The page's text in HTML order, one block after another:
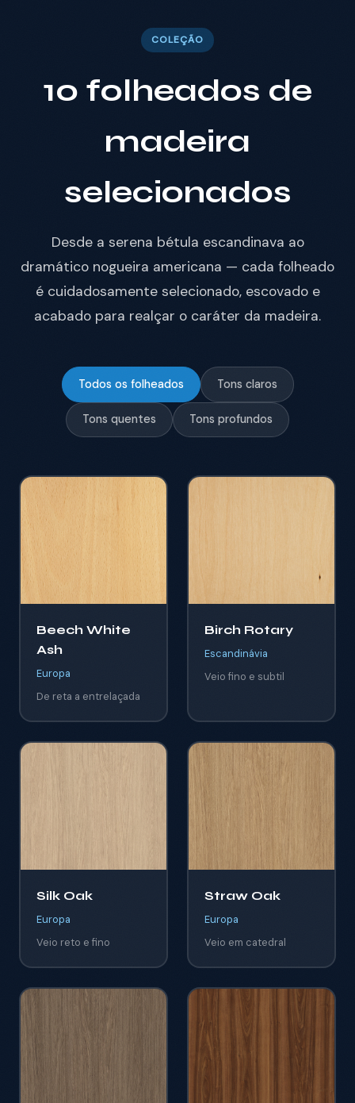
COLEÇÃO
10 folheados de
madeira
selecionados
Desde a serena bétula escandinava ao
dramático nogueira americana — cada folheado
é cuidadosamente selecionado, escovado e
acabado para realçar o caráter da madeira.
Todos os folheados Tons claros
Tons quentes Tons profundos
Beech White
Ash
Europa
De reta a entrelaçada
Birch Rotary
Escandinávia
Veio fino e subtil
Silk Oak
Europa
Veio reto e fino
Straw Oak
Europa
Veio em catedral